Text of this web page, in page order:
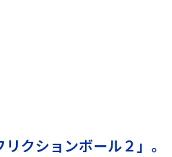
クションボール２」。